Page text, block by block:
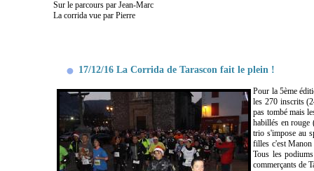
Sur le parcours par Jean-Marc
La corrida vue par Pierre
17/12/16 La Corrida de Tarascon fait le plein !
Pour la 5ème
les 270 inscrits
pas tombé mais
habillés en rouge
trio s'impose au
filles c'est Manon
Tous les
commerçants de